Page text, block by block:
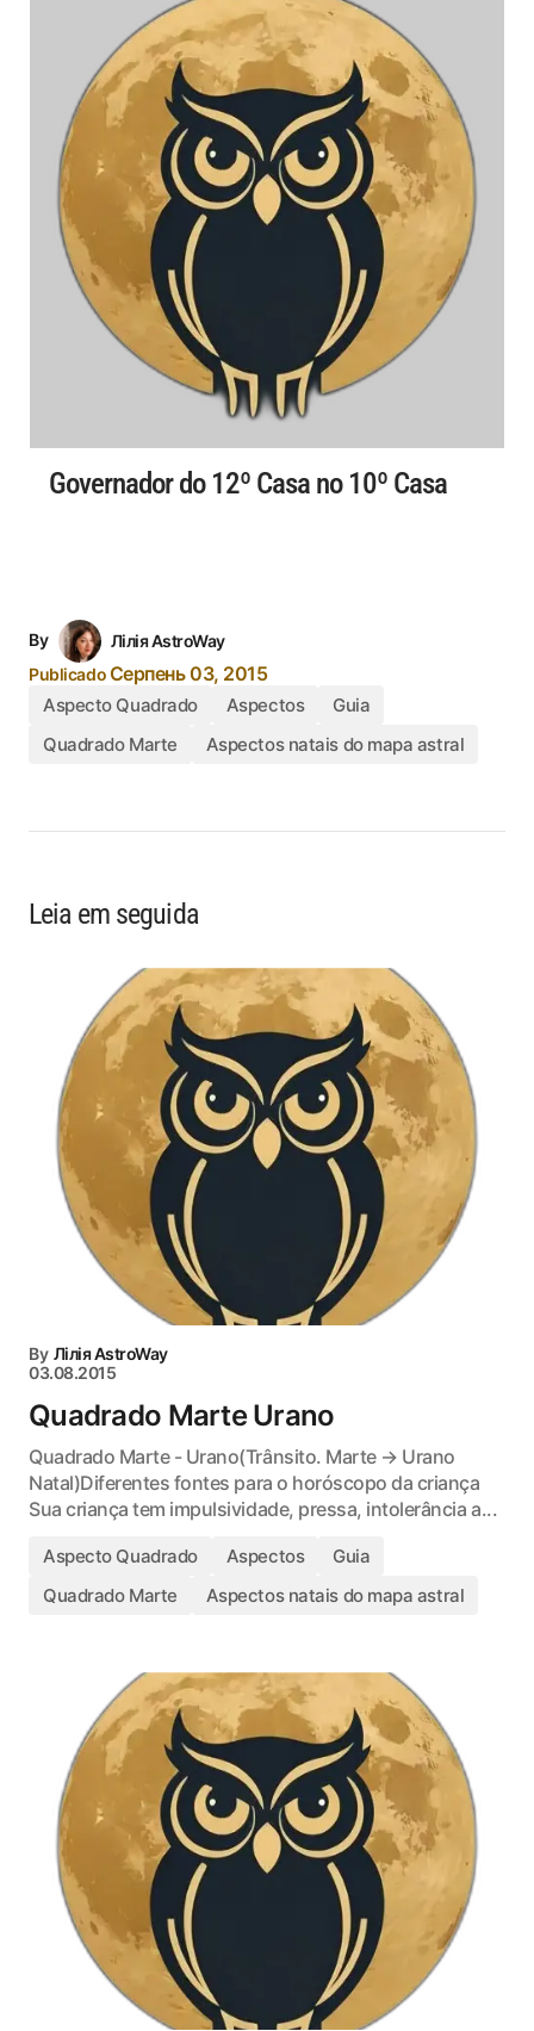
Governador do 12º Casa no 10º Casa
By
Лілія AstroWay
PublicadoСерпень 03, 2015
Aspecto Quadrado Aspectos
Guia
Quadrado Marte
Aspectos natais do mapa astral
Leia em seguida
By Лілія AstroWay
03.08.2015
Quadrado Marte Urano
Quadrado Marte - Urano(Trânsito. Marte → Urano
Natal)Diferentes fontes para o horóscopo da criança
Sua criança tem impulsividade, pressa, intolerância a...
Aspecto Quadrado Aspectos
Guia
Quadrado Marte
Aspectos natais do mapa astral